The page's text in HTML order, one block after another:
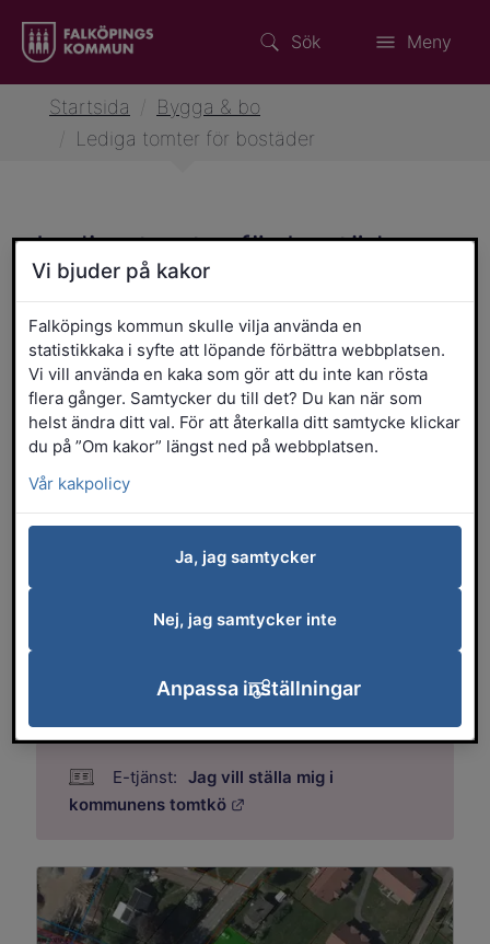
Sök Meny
Startsida
Bygga & bo
Lediga tomter för bostäder
Lediga tomter för bostäder
Mitt i Västra Götaland – och mitt i
möjligheterna. Falköping ligger strategiskt
till med snabba förbindelser till större
städer, men med ett tempo och en vardag
där du hinner leva. Här är det lätt att
kombinera jobb i stan med liv på landet, och
du slipper kompromissa mellan
Vad kostar det att köpa en villatomt?
Jag vill ställa mig i
kommunens tomtkö
Vi bjuder på kakor
Falköpings kommun skulle vilja använda en
statistikkaka i syfte att löpande förbättra webbplatsen.
Vi vill använda en kaka som gör att du inte kan rösta
flera gånger. Samtycker du till det? Du kan när som
helst ändra ditt val. För att återkalla ditt samtycke klickar
du på ”Om kakor” längst ned på webbplatsen.
Vår kakpolicy
Ja, jag samtycker
Nej, jag samtycker inte
Anpassa inställningar